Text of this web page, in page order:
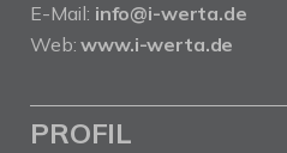
E-Mail: info@i-werta.de
Web:www.i-werta.de
PROFIL